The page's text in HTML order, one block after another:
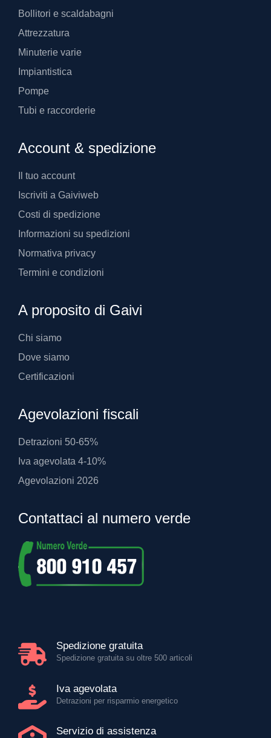
Bollitori e scaldabagni
Attrezzatura
Minuterie varie
Impiantistica
Pompe
Tubi e raccorderie
Account & spedizione
Il tuo account
Iscriviti a Gaiviweb
Costi di spedizione
Informazioni su spedizioni
Normativa privacy
Termini e condizioni
A proposito di Gaivi
Chi siamo
Dove siamo
Certificazioni
Agevolazioni fiscali
Detrazioni 50-65%
Iva agevolata 4-10%
Agevolazioni 2026
Contattaci al numero verde
Spedizione gratuita
Spedizione gratuita su oltre 500 articoli
Iva agevolata
Detrazioni per risparmio energetico
Servizio di assistenza